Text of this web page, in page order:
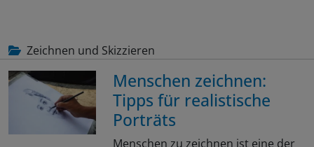
Zeichnen und Skizzieren
Menschen zeichnen:
Tipps für realistische
Porträts
Menschen zu zeichnen ist eine der